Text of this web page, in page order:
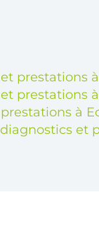
prestations
prestations
à
et